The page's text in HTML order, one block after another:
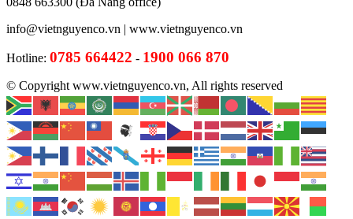
info@vietnguyenco.vn | www.vietnguyenco.vn
Hotline: 0785 664422 - 1900 066 870
© Copyright www.vietnguyenco.vn, All rights reserved